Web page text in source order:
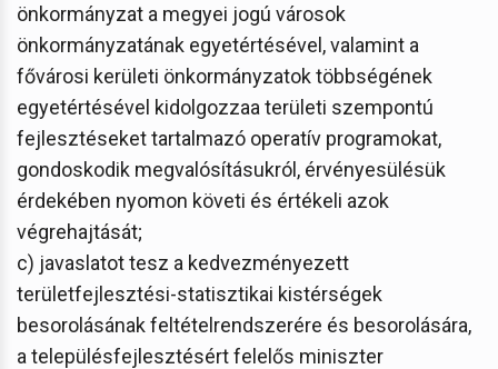
önkormányzat a megyei jogú városok
önkormányzatának egyetértésével, valamint a
fővárosi kerületi önkormányzatok többségének
egyetértésével kidolgozzaa területi szempontú
fejlesztéseket tartalmazó operatív programokat,
gondoskodik megvalósításukról, érvényesülésük
érdekében nyomon követi és értékeli azok
végrehajtását;
c) javaslatot tesz a kedvezményezett
területfejlesztési-statisztikai kistérségek
besorolásának feltételrendszerére és besorolására,
a településfejlesztésért felelős miniszter